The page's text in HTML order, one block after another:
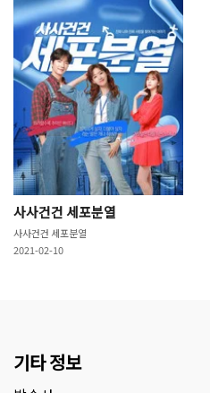
사사건건 세포분열
사사건건 세포분열
2021-02-10
기타 정보